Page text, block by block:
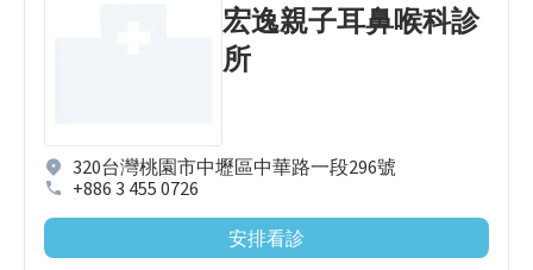
宏逸親子耳鼻喉科診
所
320台灣桃園市中壢區中華路一段296號
+886 3 455 0726
安排看診